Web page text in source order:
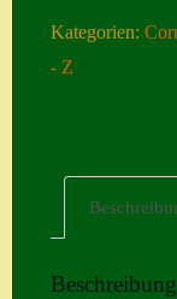
Kategorien:
- Z
Beschreibung